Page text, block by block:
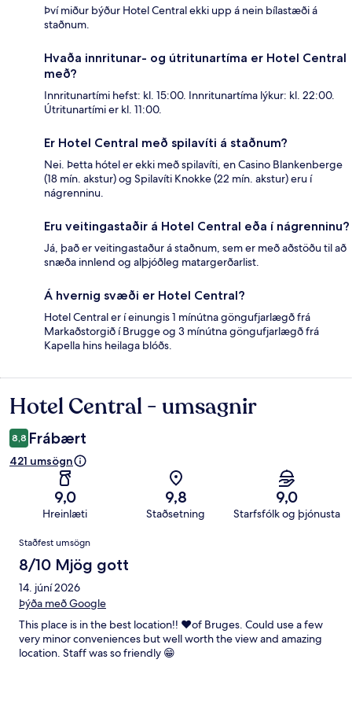
Því miður býður Hotel Central ekki upp á nein bílastæði á
staðnum.
Hvaða innritunar- og útritunartíma er Hotel Central
með?
Innritunartími hefst: kl. 15:00. Innritunartíma lýkur: kl. 22:00.
Útritunartími er kl. 11:00.
Er Hotel Central með spilavíti á staðnum?
Nei. Þetta hótel er ekki með spilavíti, en Casino Blankenberge
(18 mín. akstur) og Spilavíti Knokke (22 mín. akstur) eru í
nágrenninu.
Eru veitingastaðir á Hotel Central eða í nágrenninu?
Já, það er veitingastaður á staðnum, sem er með aðstöðu til að
snæða innlend og alþjóðleg matargerðarlist.
Á hvernig svæði er Hotel Central?
Hotel Central er í einungis 1 mínútna göngufjarlægð frá
Markaðstorgið í Brugge og 3 mínútna göngufjarlægð frá
Kapella hins heilaga blóðs.
Umsagnir
Hotel Central - umsagnir
8,8 Frábært
421 umsögn
9,0
Hreinlæti
9,8
Staðsetning
9,0
Starfsfólk og þjónusta
Umsagnir
Staðfest umsögn
8/10 Mjög gott
14. júní 2026
Þýða með Google
This place is in the best location!! ❤️of Bruges. Could use a few
very minor conveniences but well worth the view and amazing
location. Staff was so friendly 😁